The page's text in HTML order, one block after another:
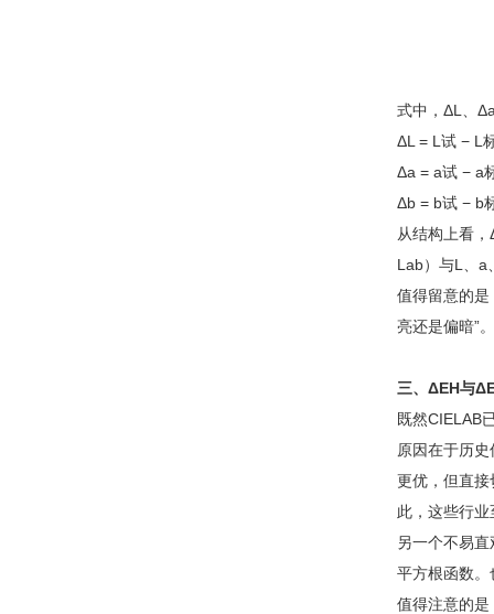
式中，ΔL、
ΔL = L试 − L
Δa = a试 − a
Δb = b试 − b
从结构上看
Lab）与L、a
值得留意的
亮还是偏暗”
三、ΔEH与
既然CIELAB
原因在于历
更优，但直
此，这些行
另一个不易
平方根函数
值得注意的